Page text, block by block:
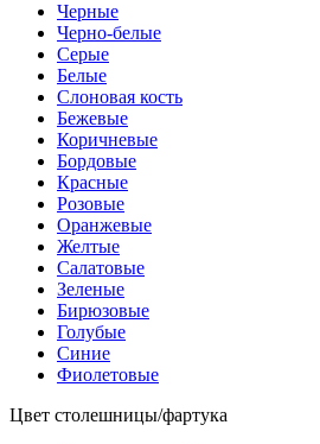
Черные
Черно-белые
Серые
Белые
Слоновая кость
Бежевые
Коричневые
Бордовые
Красные
Розовые
Оранжевые
Желтые
Салатовые
Зеленые
Бирюзовые
Голубые
Синие
Фиолетовые
Цвет столешницы/фартука